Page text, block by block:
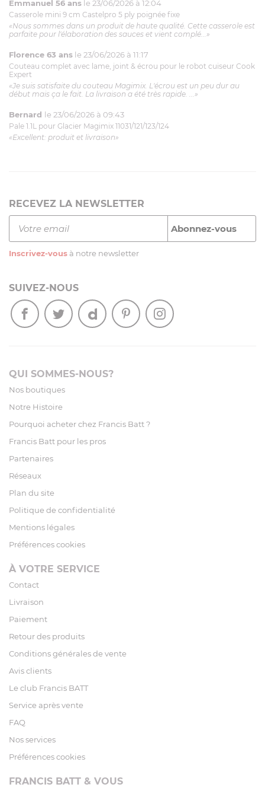
Emmanuel 56 ans le 23/06/2026 à 12:04
Casserole mini 9 cm Castelpro 5 ply poignée fixe
«Nous sommes dans un produit de haute qualité. Cette casserole est
parfaite pour l'élaboration des sauces et vient complé...»
Florence 63 ans le 23/06/2026 à 11:17
Couteau complet avec lame, joint & écrou pour le robot cuiseur Cook
Expert
«Je suis satisfaite du couteau Magimix. L'écrou est un peu dur au
début mais ça le fait. La livraison a été très rapide. ...»
Bernard le 23/06/2026 à 09:43
Pale 1.1L pour Glacier Magimix 11031/121/123/124
«Excellent: produit et livraison»
RECEVEZ LA NEWSLETTER
Inscrivez-vous à notre newsletter
SUIVEZ-NOUS
QUI SOMMES-NOUS?
Nos boutiques
Notre Histoire
Pourquoi acheter chez Francis Batt ?
Francis Batt pour les pros
Partenaires
Réseaux
Plan du site
Politique de confidentialité
Mentions légales
Préférences cookies
À VOTRE SERVICE
Contact
Livraison
Paiement
Retour des produits
Conditions générales de vente
Avis clients
Le club Francis BATT
Service après vente
FAQ
Nos services
Préférences cookies
FRANCIS BATT & VOUS